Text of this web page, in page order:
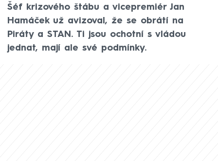
Šéf krizového štábu a vicepremiér Jan
Hamáček už avizoval, že se obrátí na
Piráty a STAN. Ti jsou ochotní s vládou
jednat, mají ale své podmínky.